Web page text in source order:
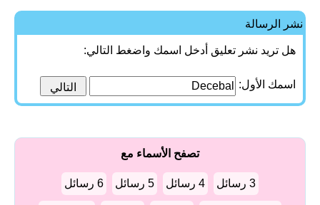
نشر الرسالة
هل تريد نشر تعليق أدخل اسمك واضغط التالي:
اسمك الأول:
تصفح الأسماء مع
3 رسائل 4 رسائل 5 رسائل 6 رسائل